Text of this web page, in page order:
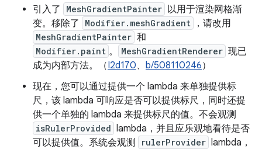
引入了
MeshGradientPainter 以用于渲染网格渐
变。移除了
Modifier.meshGradient ，请改用
MeshGradientPainter 和
Modifier.paint 。 MeshGradientRenderer 现已
成为内部方法。（I2d170、 b/508110246）
现在，您可以通过提供一个 lambda 来单独提供标
尺，该 lambda 可响应是否可以提供标尺，同时还提
供一个单独的 lambda 来提供标尺的值。不会观测
isRulerProvided lambda，并且应乐观地看待是否
可以提供值。系统会观测
rulerProvider lambda，